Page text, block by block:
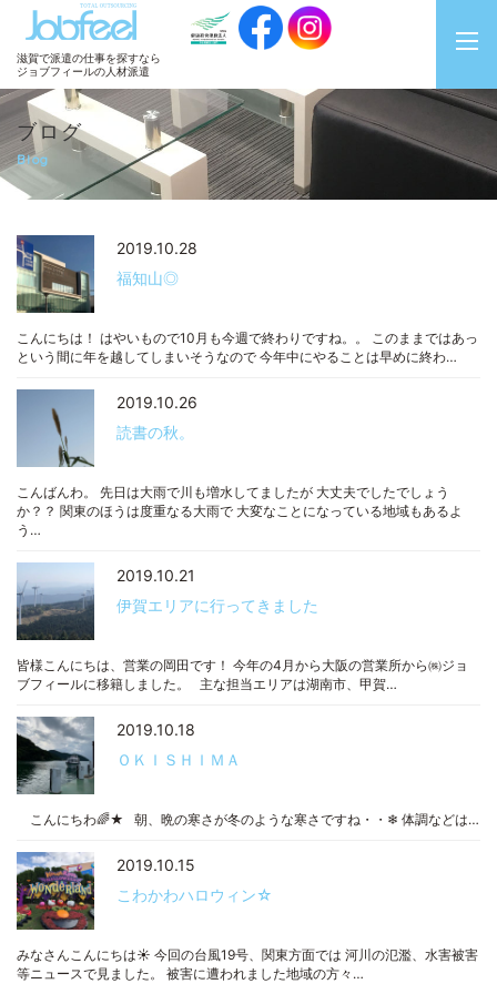
JobFeel
滋賀で派遣の仕事を探すなら
ジョブフィールの人材派遣
ブログ
Blog
2019.10.28
福知山◎
こんにちは！ はやいもので10月も今週で終わりですね。。 このままではあっ
という間に年を越してしまいそうなので 今年中にやることは早めに終わ…
2019.10.26
読書の秋。
こんばんわ。 先日は大雨で川も増水してましたが 大丈夫でしたでしょう
か？？ 関東のほうは度重なる大雨で 大変なことになっている地域もあるよ
う…
2019.10.21
伊賀エリアに行ってきました
皆様こんにちは、営業の岡田です！ 今年の4月から大阪の営業所から㈱ジョ
ブフィールに移籍しました。 主な担当エリアは湖南市、甲賀…
2019.10.18
ＯＫＩＳＨＩＭＡ
こんにちわ🌈★ 朝、晩の寒さが冬のような寒さですね・・❄ 体調などは…
2019.10.15
こわかわハロウィン☆
みなさんこんにちは☀ 今回の台風19号、関東方面では 河川の氾濫、水害被害
等ニュースで見ました。 被害に遭われました地域の方々…